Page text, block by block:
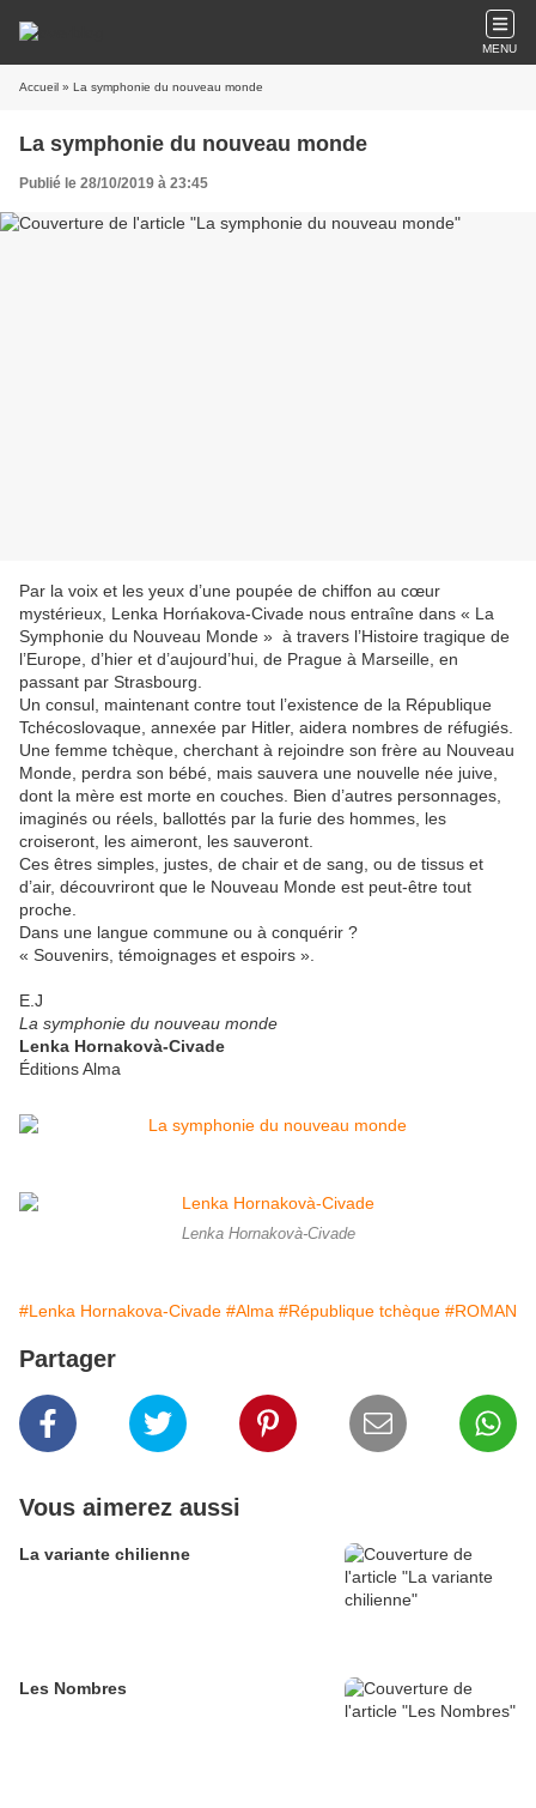
MENU
Accueil » La symphonie du nouveau monde
La symphonie du nouveau monde
Publié le 28/10/2019 à 23:45
Par la voix et les yeux d’une poupée de chiffon au cœur
mystérieux, Lenka Horńakova-Civade nous entraîne dans « La
Symphonie du Nouveau Monde » à travers l’Histoire tragique de
l’Europe, d’hier et d’aujourd’hui, de Prague à Marseille, en
passant par Strasbourg.
Un consul, maintenant contre tout l’existence de la République
Tchécoslovaque, annexée par Hitler, aidera nombres de réfugiés.
Une femme tchèque, cherchant à rejoindre son frère au Nouveau
Monde, perdra son bébé, mais sauvera une nouvelle née juive,
dont la mère est morte en couches. Bien d’autres personnages,
imaginés ou réels, ballottés par la furie des hommes, les
croiseront, les aimeront, les sauveront.
Ces êtres simples, justes, de chair et de sang, ou de tissus et
d’air, découvriront que le Nouveau Monde est peut-être tout
proche.
Dans une langue commune ou à conquérir ?
« Souvenirs, témoignages et espoirs ».
E.J
La symphonie du nouveau monde
Lenka Hornakovà-Civade
Éditions Alma
Lenka Hornakovà-Civade
#Lenka Hornakova-Civade #Alma #République tchèque #ROMAN
Partager
Vous aimerez aussi
La variante chilienne
Les Nombres